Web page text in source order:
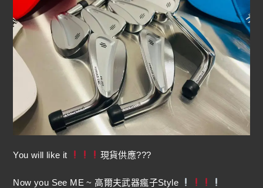
You will like it 現貨供應???
Now you See ME ~ 高爾夫武器瘋子Style